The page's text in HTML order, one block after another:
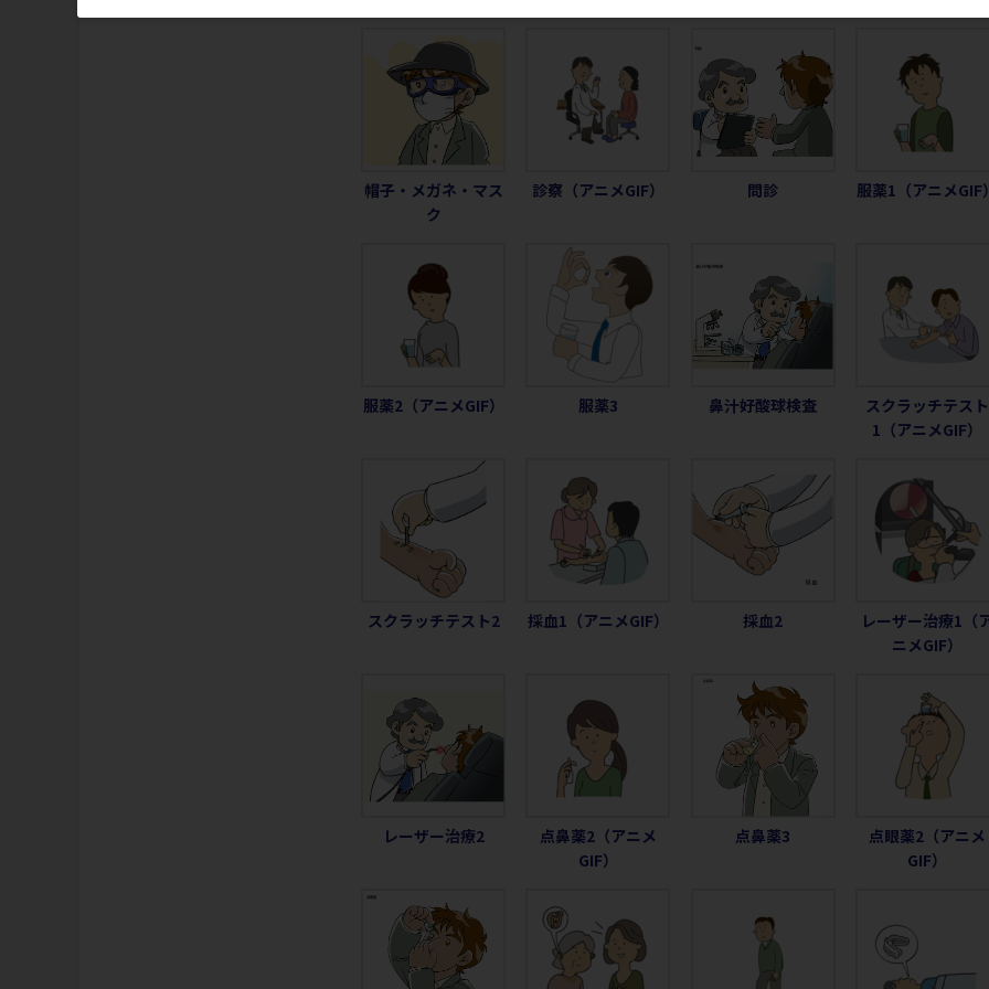
帽子・メガネ・マス
ク
診察（アニメGIF） 問診 服薬1（アニメGIF
服薬2（アニメGIF） 服薬3 鼻汁好酸球検査
スクラッチテスト
1（アニメGIF）
スクラッチテスト2 採血1（アニメGIF） 採血2
レーザー治療1（
ニメGIF）
レーザー治療2
点鼻薬2（アニメ
GIF）
点鼻薬3
点眼薬2（アニメ
GIF）